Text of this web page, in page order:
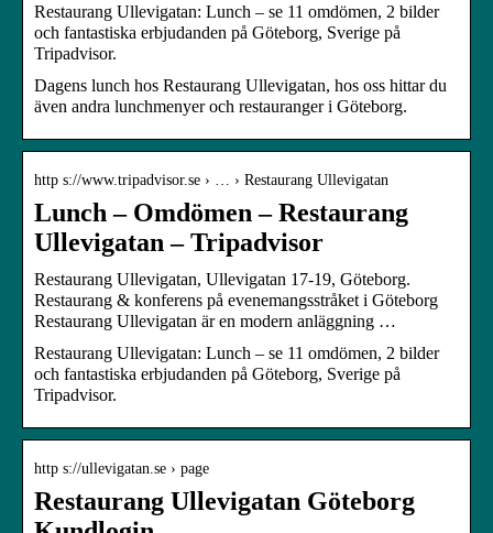
Restaurang Ullevigatan: Lunch – se 11 omdömen, 2 bilder
och fantastiska erbjudanden på Göteborg, Sverige på
Tripadvisor.
Dagens lunch hos Restaurang Ullevigatan, hos oss hittar du
även andra lunchmenyer och restauranger i Göteborg.
http s://www.tripadvisor.se › … › Restaurang Ullevigatan
Lunch – Omdömen – Restaurang
Ullevigatan – Tripadvisor
Restaurang Ullevigatan, Ullevigatan 17-19, Göteborg.
Restaurang & konferens på evenemangsstråket i Göteborg
Restaurang Ullevigatan är en modern anläggning …
Restaurang Ullevigatan: Lunch – se 11 omdömen, 2 bilder
och fantastiska erbjudanden på Göteborg, Sverige på
Tripadvisor.
http s://ullevigatan.se › page
Restaurang Ullevigatan Göteborg